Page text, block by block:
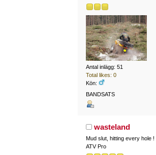
Antal inlägg: 51
Total likes: 0
Kön:
BANDSATS
wasteland
Mud slut, hitting every hole !
ATV Pro